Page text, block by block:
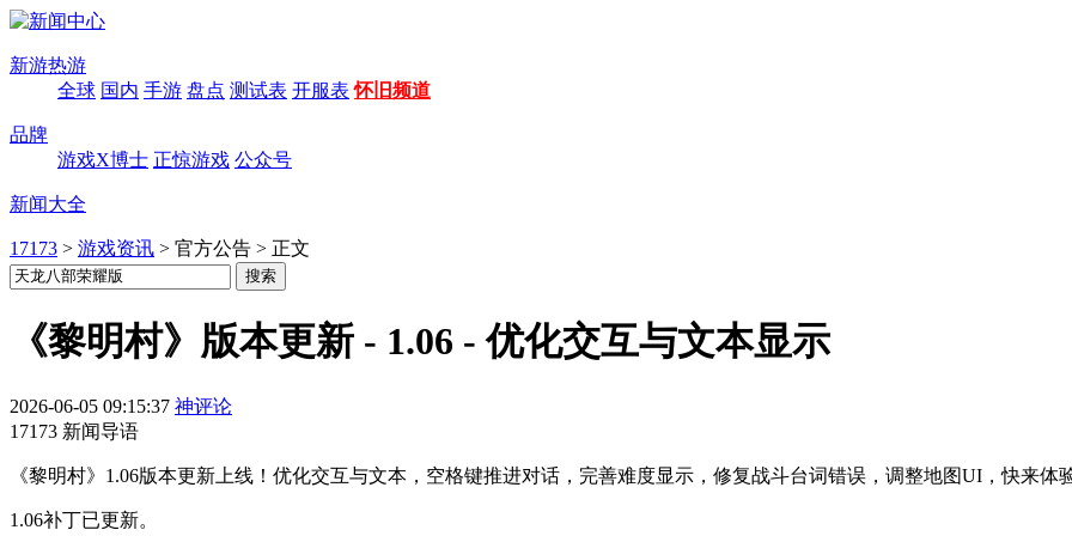
新游热游
全球 国内 手游 盘点 测试表 开服表 怀旧频道
品牌
游戏X博士 正惊游戏 公众号
新闻大全
17173 > 游戏资讯 > 官方公告 > 正文
《黎明村》版本更新 - 1.06 - 优化交互与文本显示
2026-06-05 09:15:37 神评论
17173 新闻导语
《黎明村》1.06版本更新上线！优化交互与文本，空格键推进对话，完善难度显示，修复战斗台词错误，调整地图UI，快来体
1.06补丁已更新。